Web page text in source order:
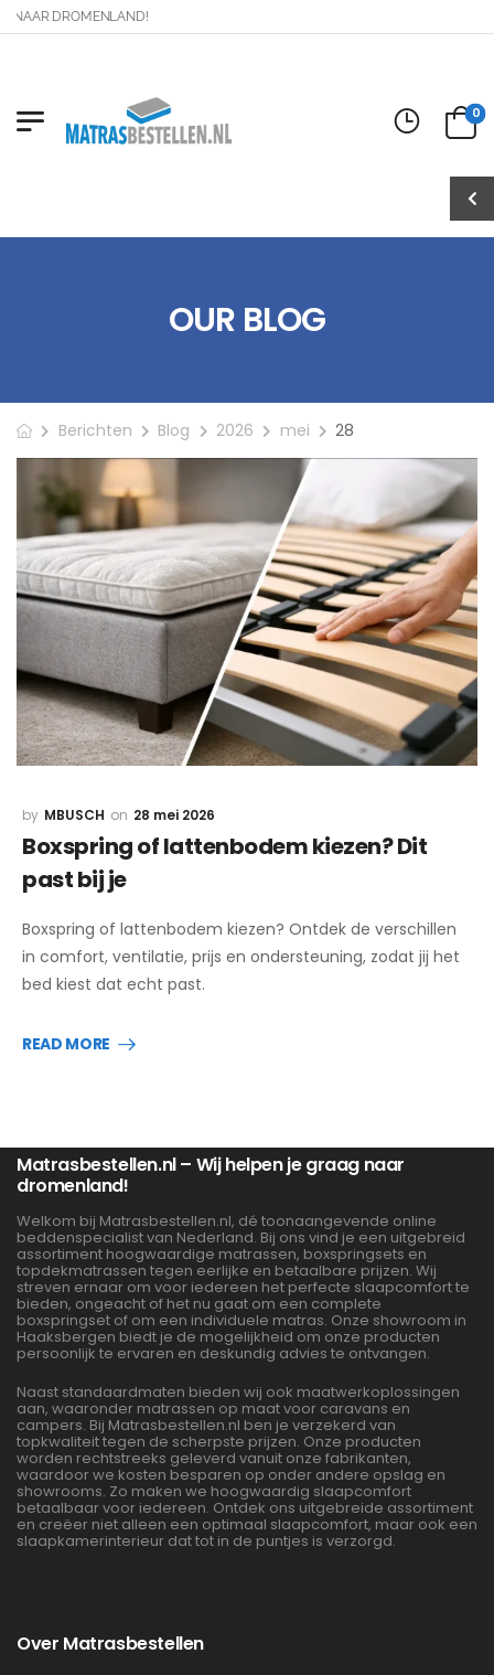
DROMENLAND!
0
OUR BLOG
Berichten Blog 2026 mei 28
MBUSCH 28 mei 2026
Boxspring of lattenbodem kiezen? Dit
past bij je
Boxspring of lattenbodem kiezen? Ontdek de verschillen
in comfort, ventilatie, prijs en ondersteuning, zodat jij het
bed kiest dat echt past.
READ MORE
Matrasbestellen.nl – Wij helpen je graag naar
dromenland!
Welkom bij Matrasbestellen.nl, dé toonaangevende online
beddenspecialist van Nederland. Bij ons vind je een uitgebreid
assortiment hoogwaardige matrassen, boxspringsets en
topdekmatrassen tegen eerlijke en betaalbare prijzen. Wij
streven ernaar om voor iedereen het perfecte slaapcomfort te
bieden, ongeacht of het nu gaat om een complete
boxspringset of om een individuele matras. Onze showroom in
Haaksbergen biedt je de mogelijkheid om onze producten
persoonlijk te ervaren en deskundig advies te ontvangen.
Naast standaardmaten bieden wij ook maatwerkoplossingen
aan, waaronder matrassen op maat voor caravans en
campers. Bij Matrasbestellen.nl ben je verzekerd van
topkwaliteit tegen de scherpste prijzen. Onze producten
worden rechtstreeks geleverd vanuit onze fabrikanten,
waardoor we kosten besparen op onder andere opslag en
showrooms. Zo maken we hoogwaardig slaapcomfort
betaalbaar voor iedereen. Ontdek ons uitgebreide assortiment
en creëer niet alleen een optimaal slaapcomfort, maar ook een
slaapkamerinterieur dat tot in de puntjes is verzorgd.
Over Matrasbestellen